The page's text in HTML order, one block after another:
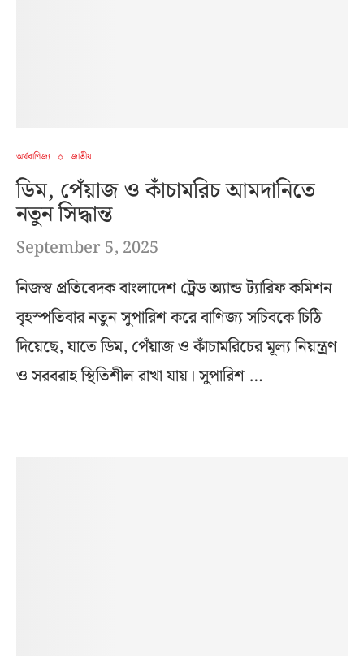
অর্থবাণিজ্য জাতীয়
ডিম, পেঁয়াজ ও কাঁচামরিচ আমদানিতে
নতুন সিদ্ধান্ত
September 5, 2025
নিজস্ব প্রতিবেদক বাংলাদেশ ট্রেড অ্যান্ড ট্যারিফ কমিশন
বৃহস্পতিবার নতুন সুপারিশ করে বাণিজ্য সচিবকে চিঠি
দিয়েছে, যাতে ডিম, পেঁয়াজ ও কাঁচামরিচের মূল্য নিয়ন্ত্রণ
ও সরবরাহ স্থিতিশীল রাখা যায়। সুপারিশ …